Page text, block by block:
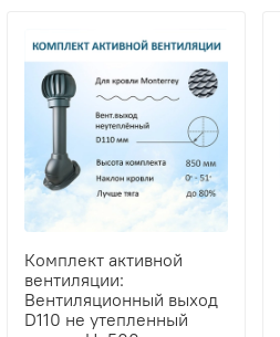
Комплект активной
вентиляции:
Вентиляционный выход
D110 не утепленный